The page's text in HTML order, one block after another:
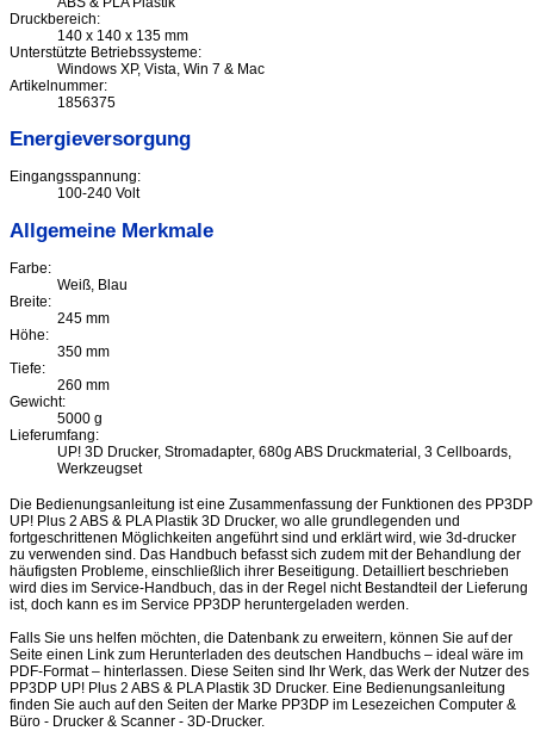
Druckbereich:
140 x 140 x 135 mm
Unterstützte Betriebssysteme:
Windows XP, Vista, Win 7 & Mac
Artikelnummer:
1856375
Energieversorgung
Eingangsspannung:
100-240 Volt
Allgemeine Merkmale
Farbe:
Weiß, Blau
Breite:
245 mm
Höhe:
350 mm
Tiefe:
260 mm
Gewicht:
5000 g
Lieferumfang:
UP! 3D Drucker, Stromadapter, 680g ABS Druckmaterial, 3 Cellboards,
Werkzeugset
Die Bedienungsanleitung ist eine Zusammenfassung der Funktionen des PP3DP
UP! Plus 2 ABS & PLA Plastik 3D Drucker, wo alle grundlegenden und
fortgeschrittenen Möglichkeiten angeführt sind und erklärt wird, wie 3d-drucker
zu verwenden sind. Das Handbuch befasst sich zudem mit der Behandlung der
häufigsten Probleme, einschließlich ihrer Beseitigung. Detailliert beschrieben
wird dies im Service-Handbuch, das in der Regel nicht Bestandteil der Lieferung
ist, doch kann es im Service PP3DP heruntergeladen werden.
Falls Sie uns helfen möchten, die Datenbank zu erweitern, können Sie auf der
Seite einen Link zum Herunterladen des deutschen Handbuchs – ideal wäre im
PDF-Format – hinterlassen. Diese Seiten sind Ihr Werk, das Werk der Nutzer des
PP3DP UP! Plus 2 ABS & PLA Plastik 3D Drucker. Eine Bedienungsanleitung
finden Sie auch auf den Seiten der Marke PP3DP im Lesezeichen Computer &
Büro - Drucker & Scanner - 3D-Drucker.